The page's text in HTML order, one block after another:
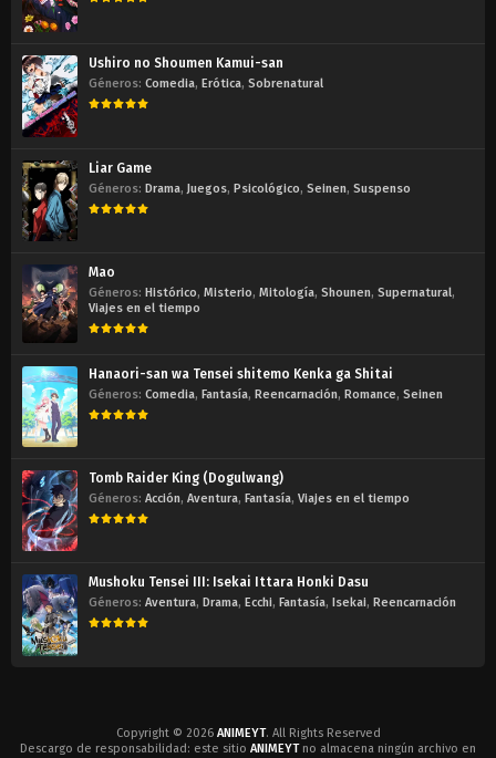
Ushiro no Shoumen Kamui-san
Géneros: Comedia, Erótica, Sobrenatural
Liar Game
Géneros: Drama, Juegos, Psicológico, Seinen, Suspenso
Mao
Géneros: Histórico, Misterio, Mitología, Shounen, Supernatural,
Viajes en el tiempo
Hanaori-san wa Tensei shitemo Kenka ga Shitai
Géneros: Comedia, Fantasía, Reencarnación, Romance, Seinen
Tomb Raider King (Dogulwang)
Géneros: Acción, Aventura, Fantasía, Viajes en el tiempo
Mushoku Tensei III: Isekai Ittara Honki Dasu
Géneros: Aventura, Drama, Ecchi, Fantasía, Isekai, Reencarnación
Copyright © 2026 ANIMEYT. All Rights Reserved
Descargo de responsabilidad: este sitio ANIMEYTno almacena ningún archivo en